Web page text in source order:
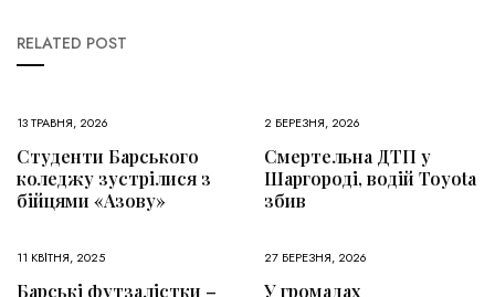
RELATED POST
13 ТРАВНЯ, 2026
Студенти Барського
коледжу зустрілися з
бійцями «Азову»
2 БЕРЕЗНЯ, 2026
Смертельна ДТП у
Шаргороді, водій Toyota
збив
11 КВІТНЯ, 2025
Барські футзалістки –
27 БЕРЕЗНЯ, 2026
У громадах